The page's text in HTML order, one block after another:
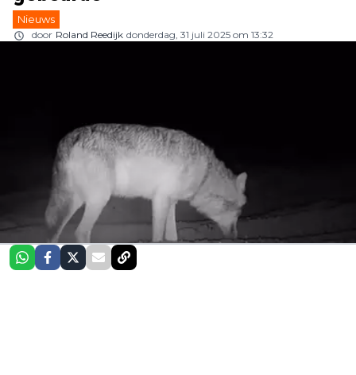
Nieuws
door Roland Reedijk donderdag, 31 juli 2025 om 13:32